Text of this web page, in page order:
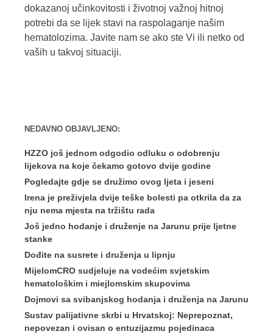
dokazanoj učinkovitosti i životnoj važnoj hitnoj
potrebi da se lijek stavi na raspolaganje našim
hematolozima. Javite nam se ako ste Vi ili netko od
vaših u takvoj situaciji.
NEDAVNO OBJAVLJENO:
HZZO još jednom odgodio odluku o odobrenju
lijekova na koje čekamo gotovo dvije godine
Pogledajte gdje se družimo ovog ljeta i jeseni
Irena je preživjela dvije teške bolesti pa otkrila da za
nju nema mjesta na tržištu rada
Još jedno hodanje i druženje na Jarunu prije ljetne
stanke
Dođite na susrete i druženja u lipnju
MijelomCRO sudjeluje na vodećim svjetskim
hematološkim i miejlomskim skupovima
Dojmovi sa svibanjskog hodanja i druženja na Jarunu
Sustav palijativne skrbi u Hrvatskoj: Neprepoznat,
nepovezan i ovisan o entuzijazmu pojedinaca